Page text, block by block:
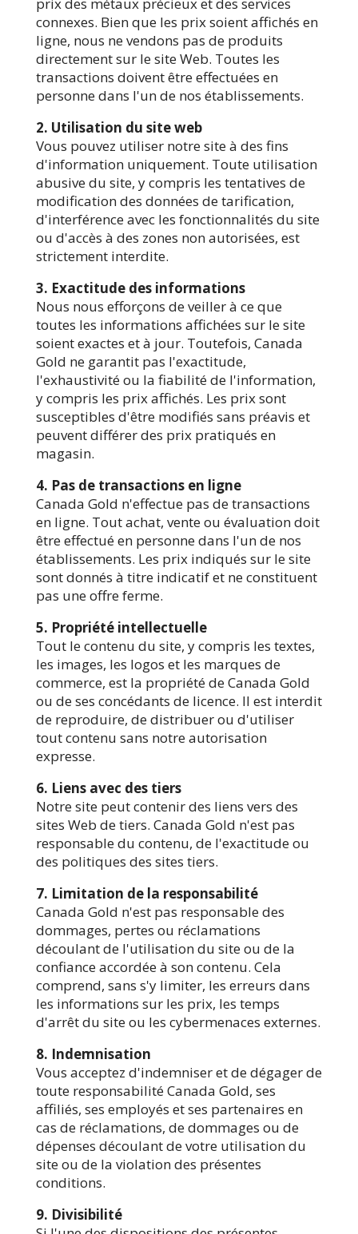
prix des métaux précieux et des services
connexes. Bien que les prix soient affichés en
ligne, nous ne vendons pas de produits
directement sur le site Web. Toutes les
transactions doivent être effectuées en
personne dans l'un de nos établissements.
2. Utilisation du site web
Vous pouvez utiliser notre site à des fins
d'information uniquement. Toute utilisation
abusive du site, y compris les tentatives de
modification des données de tarification,
d'interférence avec les fonctionnalités du site
ou d'accès à des zones non autorisées, est
strictement interdite.
3. Exactitude des informations
Nous nous efforçons de veiller à ce que
toutes les informations affichées sur le site
soient exactes et à jour. Toutefois, Canada
Gold ne garantit pas l'exactitude,
l'exhaustivité ou la fiabilité de l'information,
y compris les prix affichés. Les prix sont
susceptibles d'être modifiés sans préavis et
peuvent différer des prix pratiqués en
magasin.
4. Pas de transactions en ligne
Canada Gold n'effectue pas de transactions
en ligne. Tout achat, vente ou évaluation doit
être effectué en personne dans l'un de nos
établissements. Les prix indiqués sur le site
sont donnés à titre indicatif et ne constituent
pas une offre ferme.
5. Propriété intellectuelle
Tout le contenu du site, y compris les textes,
les images, les logos et les marques de
commerce, est la propriété de Canada Gold
ou de ses concédants de licence. Il est interdit
de reproduire, de distribuer ou d'utiliser
tout contenu sans notre autorisation
expresse.
6. Liens avec des tiers
Notre site peut contenir des liens vers des
sites Web de tiers. Canada Gold n'est pas
responsable du contenu, de l'exactitude ou
des politiques des sites tiers.
7. Limitation de la responsabilité
Canada Gold n'est pas responsable des
dommages, pertes ou réclamations
découlant de l'utilisation du site ou de la
confiance accordée à son contenu. Cela
comprend, sans s'y limiter, les erreurs dans
les informations sur les prix, les temps
d'arrêt du site ou les cybermenaces externes.
8. Indemnisation
Vous acceptez d'indemniser et de dégager de
toute responsabilité Canada Gold, ses
affiliés, ses employés et ses partenaires en
cas de réclamations, de dommages ou de
dépenses découlant de votre utilisation du
site ou de la violation des présentes
conditions.
9. Divisibilité